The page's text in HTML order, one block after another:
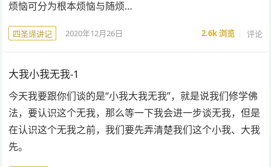
烦恼可分为根本烦恼与随烦…
四圣谛讲记 2020年12月26日 2.6k浏览 评论
大我小我无我-1
今天我要跟你们谈的是“小我大我无我”，就是说我们修学佛
法，要认识这个无我，那么等一下我会进一步谈无我，但是
在认识这个无我之前，我们要先弄清楚我们这个小我、大我
先。